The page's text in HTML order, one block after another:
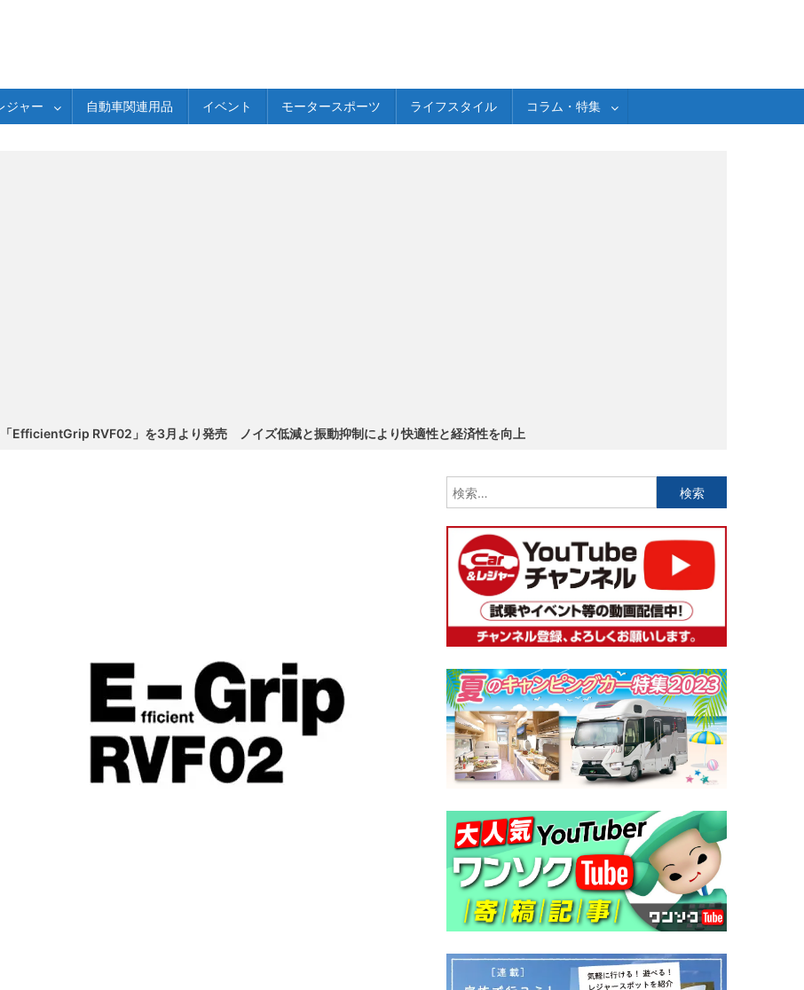
ジャー 自動車関連用品 イベント モータースポーツ ライフスタイル コラム・特集
EfficientGrip RVF02」を3月より発売 ノイズ低減と振動抑制により快適性と経済性を向上
索: